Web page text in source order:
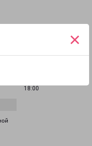
×
18:00